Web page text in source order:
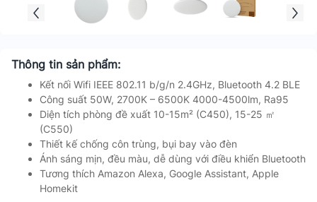
Thông tin sản phẩm:
Kết nối Wifi IEEE 802.11 b/g/n 2.4GHz, Bluetooth 4.2 BLE
Công suất 50W, 2700K – 6500K 4000-4500lm, Ra95
Diện tích phòng đề xuất 10-15m² (C450), 15-25 ㎡
(C550)
Thiết kế chống côn trùng, bụi bay vào đèn
Ánh sáng mịn, đều màu, dễ dùng với điều khiển Bluetooth
Tương thích Amazon Alexa, Google Assistant, Apple
Homekit